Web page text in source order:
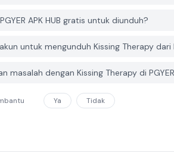
APK HUB gratis untuk diunduh?
untuk mengunduh Kissing Therapy dari
masalah dengan Kissing Therapy di PGYER
Ya Tidak